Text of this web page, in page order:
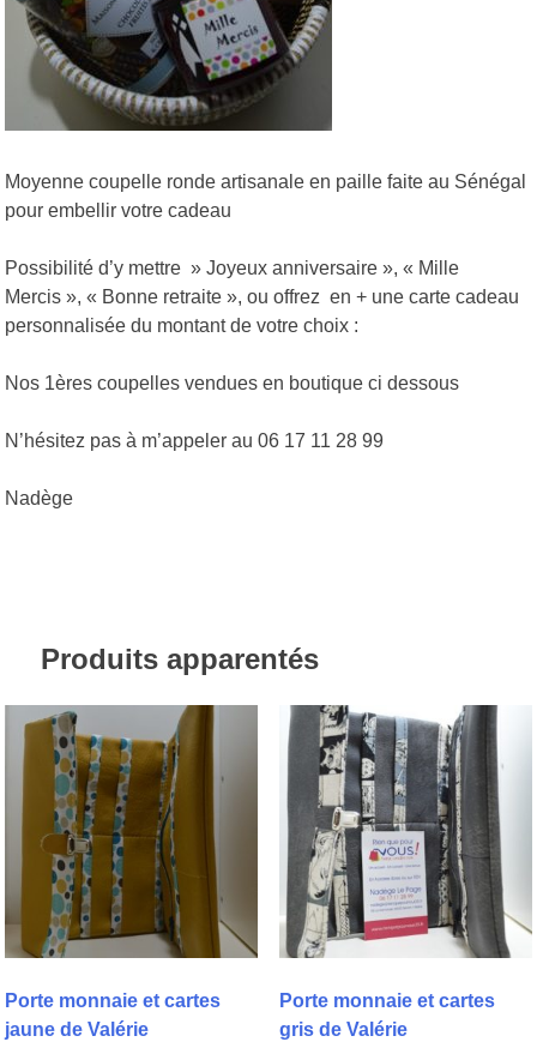
Moyenne coupelle ronde artisanale en paille faite au Sénégal
pour embellir votre cadeau
Possibilité d’y mettre » Joyeux anniversaire », « Mille
Mercis », « Bonne retraite », ou offrez en + une carte cadeau
personnalisée du montant de votre choix :
Nos 1ères coupelles vendues en boutique ci dessous
N’hésitez pas à m’appeler au 06 17 11 28 99
Nadège
Produits apparentés
Porte monnaie et cartes
jaune de Valérie
Porte monnaie et cartes
gris de Valérie